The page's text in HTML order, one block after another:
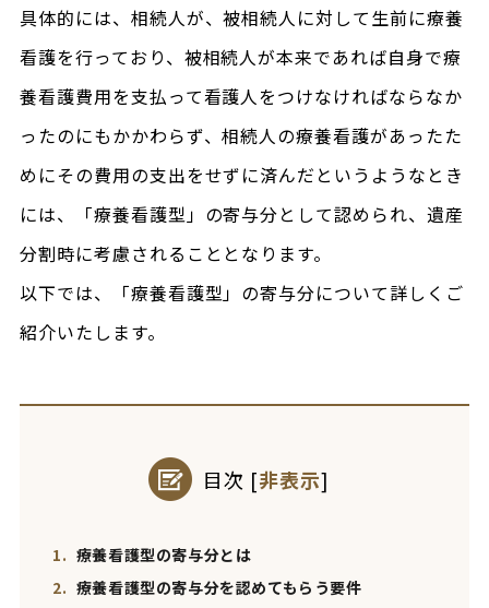
具体的には、相続人が、被相続人に対して生前に療養
看護を行っており、被相続人が本来であれば自身で療
養看護費用を支払って看護人をつけなければならなか
ったのにもかかわらず、相続人の療養看護があったた
めにその費用の支出をせずに済んだというようなとき
には、「療養看護型」の寄与分として認められ、遺産
分割時に考慮されることとなります。
以下では、「療養看護型」の寄与分について詳しくご
紹介いたします。
目次 [非表示]
1. 療養看護型の寄与分とは
2. 療養看護型の寄与分を認めてもらう要件